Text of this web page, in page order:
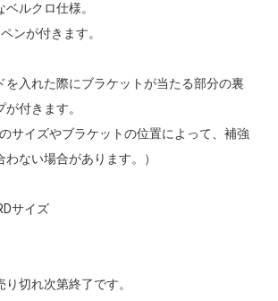
ルクロ仕様。
ンが付きます。
を入れた際にブラケットが当たる部分の裏
付きます。
のサイズやブラケットの位置によって、補強
ない場合があります。）
サイズ
切れ次第終了です。